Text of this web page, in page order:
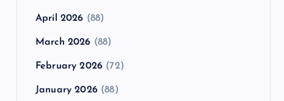
April 2026 (88)
March 2026 (88)
February 2026 (72)
January 2026(88)